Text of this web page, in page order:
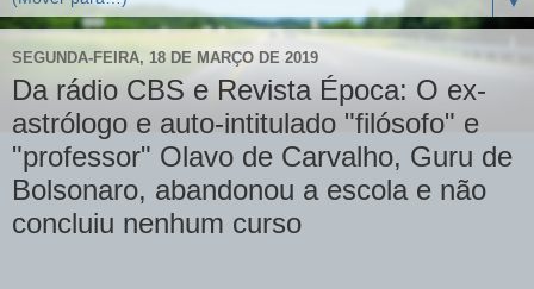
SEGUNDA-FEIRA, 18 DE MARÇO DE 2019
Da rádio CBS e Revista Época: O ex-
astrólogo e auto-intitulado "filósofo" e
"professor" Olavo de Carvalho, Guru de
Bolsonaro, abandonou a escola e não
concluiu nenhum curso